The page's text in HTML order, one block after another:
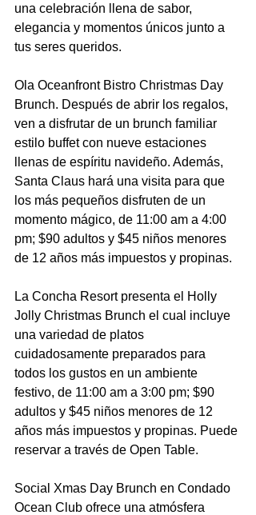
una celebración llena de sabor,
elegancia y momentos únicos junto a
tus seres queridos.
Ola Oceanfront Bistro Christmas Day
Brunch. Después de abrir los regalos,
ven a disfrutar de un brunch familiar
estilo buffet con nueve estaciones
llenas de espíritu navideño. Además,
Santa Claus hará una visita para que
los más pequeños disfruten de un
momento mágico, de 11:00 am a 4:00
pm; $90 adultos y $45 niños menores
de 12 años más impuestos y propinas.
La Concha Resort presenta el Holly
Jolly Christmas Brunch el cual incluye
una variedad de platos
cuidadosamente preparados para
todos los gustos en un ambiente
festivo, de 11:00 am a 3:00 pm; $90
adultos y $45 niños menores de 12
años más impuestos y propinas. Puede
reservar a través de Open Table.
Social Xmas Day Brunch en Condado
Ocean Club ofrece una atmósfera